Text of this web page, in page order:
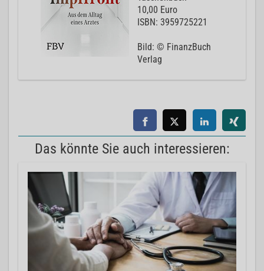
10,00 Euro
ISBN: 3959725221
Bild: © FinanzBuch
Verlag
Das könnte Sie auch interessieren: